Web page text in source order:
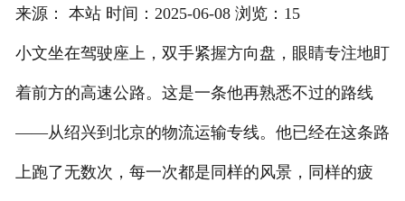
登录
来源： 本站 时间：2025-06-08 浏览：15
小文坐在驾驶座上，双手紧握方向盘，眼睛专注地盯
着前方的高速公路。这是一条他再熟悉不过的路线
——从绍兴到北京的物流运输专线。他已经在这条路
上跑了无数次，每一次都是同样的风景，同样的疲